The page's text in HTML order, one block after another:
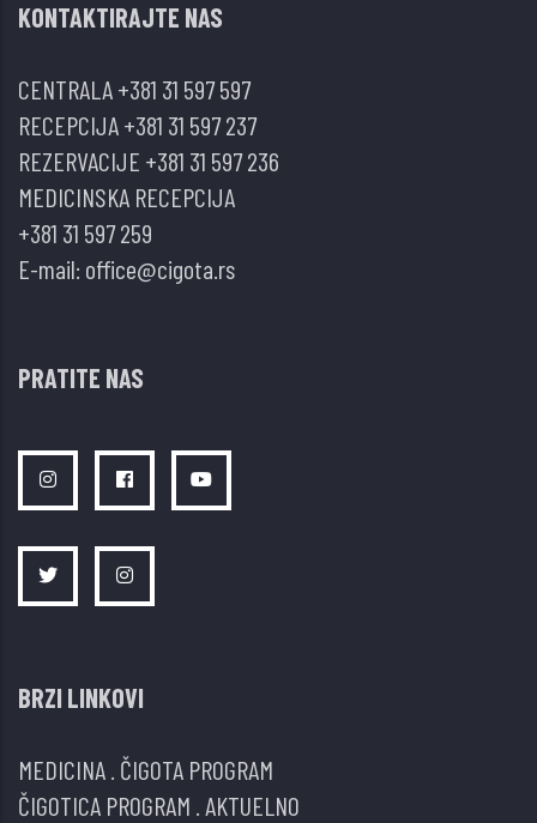
KONTAKTIRAJTE NAS
CENTRALA+381 31 597 597
RECEPCIJA+381 31 597 237
REZERVACIJE +381 31 597 236
MEDICINSKA RECEPCIJA
+381 31 597 259
E-mail: office@cigota.rs
PRATITE NAS
BRZI LINKOVI
MEDICINA ČIGOTA PROGRAM
ČIGOTICA PROGRAM AKTUELNO